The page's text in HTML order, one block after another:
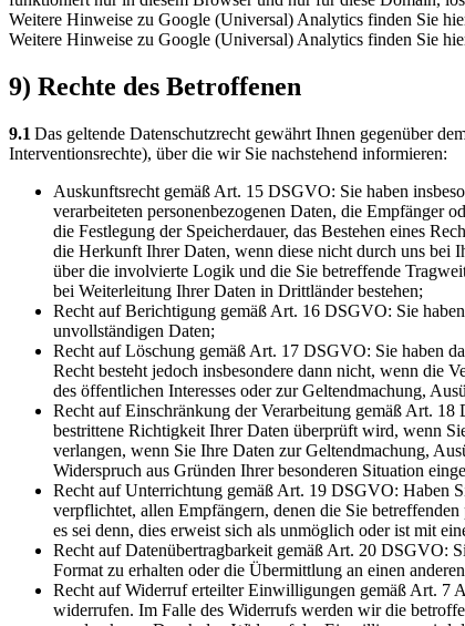
Weitere Hinweise zu Google (Universal) Analytics finden Sie
Weitere Hinweise zu Google (Universal) Analytics finden Sie
9) Rechte des Betroffenen
9.1 Das geltende Datenschutzrecht gewährt Ihnen gegenüber
Interventionsrechte), über die wir Sie nachstehend informieren:
Auskunftsrecht gemäß Art. 15 DSGVO: Sie haben
verarbeiteten personenbezogenen Daten, die Empfänger
die Festlegung der Speicherdauer, das Bestehen eines
die Herkunft Ihrer Daten, wenn diese nicht durch uns bei
über die involvierte Logik und die Sie betreffende
bei Weiterleitung Ihrer Daten in Drittländer bestehen;
Recht auf Berichtigung gemäß Art. 16 DSGVO: Sie
unvollständigen Daten;
Recht auf Löschung gemäß Art. 17 DSGVO: Sie haben
Recht besteht jedoch insbesondere dann nicht, wenn die
des öffentlichen Interesses oder zur Geltendmachung,
Recht auf Einschränkung der Verarbeitung gemäß Art.
bestrittene Richtigkeit Ihrer Daten überprüft wird, wenn
verlangen, wenn Sie Ihre Daten zur Geltendmachung,
Widerspruch aus Gründen Ihrer besonderen Situation
Recht auf Unterrichtung gemäß Art. 19 DSGVO: Haben
verpflichtet, allen Empfängern, denen die Sie
es sei denn, dies erweist sich als unmöglich oder ist mit
Recht auf Datenübertragbarkeit gemäß Art. 20 DSGVO:
Format zu erhalten oder die Übermittlung an einen
Recht auf Widerruf erteilter Einwilligungen gemäß Art. 7
widerrufen. Im Falle des Widerrufs werden wir die